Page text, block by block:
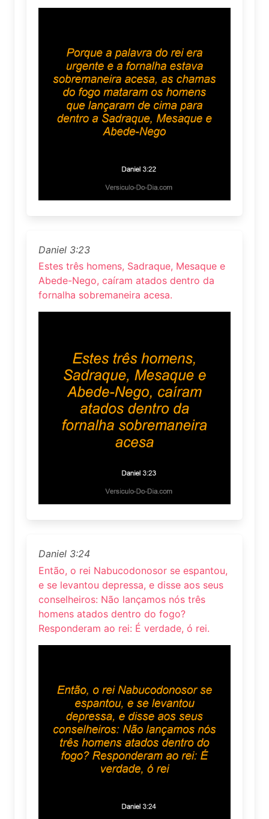
Daniel 3:23
Estes três homens, Sadraque, Mesaque e
Abede-Nego, caíram atados dentro da
fornalha sobremaneira acesa.
Daniel 3:24
Então, o rei Nabucodonosor se espantou,
e se levantou depressa, e disse aos seus
conselheiros: Não lançamos nós três
homens atados dentro do fogo?
Responderam ao rei: É verdade, ó rei.